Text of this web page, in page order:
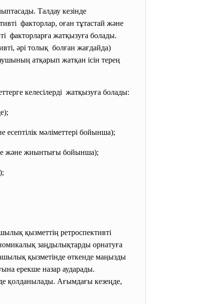
Талдау кезінде
факторлар, оған тұтастай және
факторларға жатқызуға болады.
әрі толық болған жағдайда)
атқарып жатқан ісін терең
келесілерді жатқызуға болады:
мәліметтері бойынша);
және жиынтығы бойынша);
қызметтің ретроспективті
заңдылықтарды орнатуға
қызметінде өткенде маңызды
ерекше назар аударады.
қолданылады. Ағымдағы кезеңде,